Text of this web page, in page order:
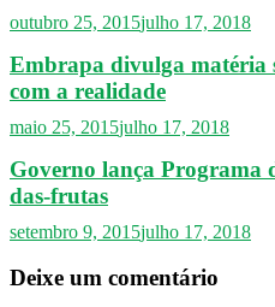
outubro 25, 2015julho 17, 2018
Embrapa divulga matéria
com a realidade
maio 25, 2015julho 17, 2018
Governo lança Programa
das-frutas
setembro 9, 2015julho 17, 2018
Deixe um comentário